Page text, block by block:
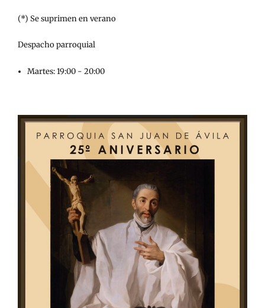
(*) Se suprimen en verano
Despacho parroquial
Martes: 19:00 - 20:00